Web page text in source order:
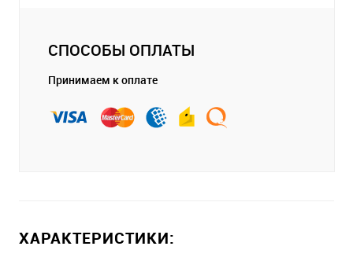
СПОСОБЫ ОПЛАТЫ
Принимаем к оплате
ХАРАКТЕРИСТИКИ: